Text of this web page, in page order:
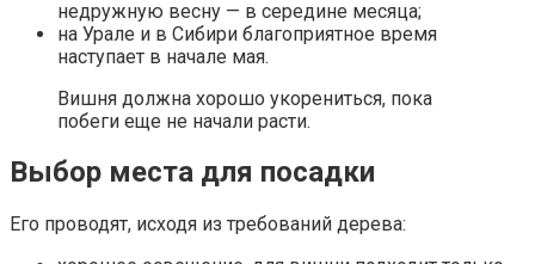
недружную весну — в середине месяца;
на Урале и в Сибири благоприятное время
наступает в начале мая.
Вишня должна хорошо укорениться, пока
побеги еще не начали расти.
Выбор места для посадки
Его проводят, исходя из требований дерева: